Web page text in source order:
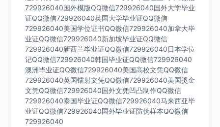
729926040国外模版QQ微信729926040国外大学毕业
证QQ微信729926040英国大学毕业证QQ微信
729926040美国学位证书QQ微信729926040加拿大毕
业证QQ微信729926040新加坡毕业证QQ微信
729926040新西兰毕业证QQ微信729926040日本学位
记QQ微信729926040韩国毕业证QQ微信729926040
澳洲毕业证QQ微信729926040美国高校文凭QQ微信
729926040英国镭射文凭QQ微信729926040美国烫金
文凭QQ微信729926040国外文凭凹凸制作QQ微信
729926040泰国毕业证QQ微信729926040马来西亚毕
业证QQ微信729926040国外毕业证防伪样本QQ微信
729926040